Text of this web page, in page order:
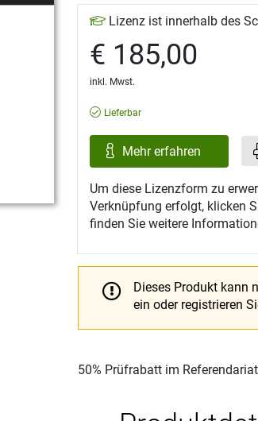
Lizenz ist innerhalb des
€ 185,00
inkl. Mwst.
Lieferbar
Mehr erfahren
Um diese Lizenzform zu
Verknüpfung erfolgt, klicken
finden Sie weitere
Dieses Produkt kann
ein oder registrieren
50% Prüfrabatt im